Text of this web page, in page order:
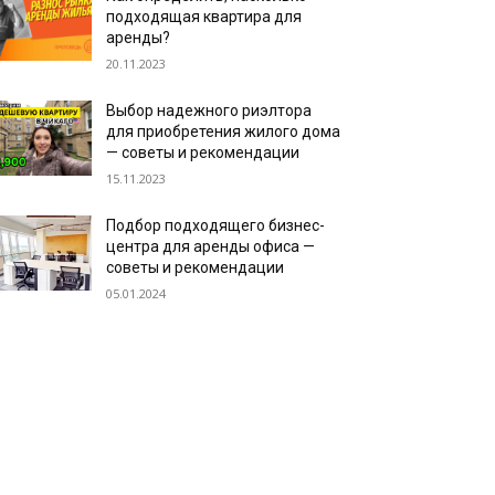
подходящая квартира для
аренды?
20.11.2023
Выбор надежного риэлтора
для приобретения жилого дома
— советы и рекомендации
15.11.2023
Подбор подходящего бизнес-
центра для аренды офиса —
советы и рекомендации
05.01.2024